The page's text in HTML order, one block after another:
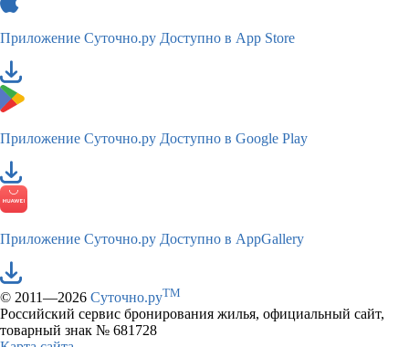
Приложение Суточно.ру Доступно в App Store
Приложение Суточно.ру Доступно в Google Play
Приложение Суточно.ру Доступно в AppGallery
© 2011—2026 Суточно.руTM
Российский сервис бронирования жилья, официальный сайт,
товарный знак № 681728